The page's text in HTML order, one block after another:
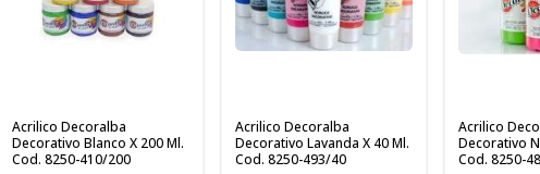
Acrilico Decoralba
Decorativo Blanco X 200 Ml.
Cod. 8250-410/200
Acrilico Decoralba
Decorativo Lavanda X 40 Ml.
Cod. 8250-493/40
Acrilico
Decorativo
Cod. 8250-